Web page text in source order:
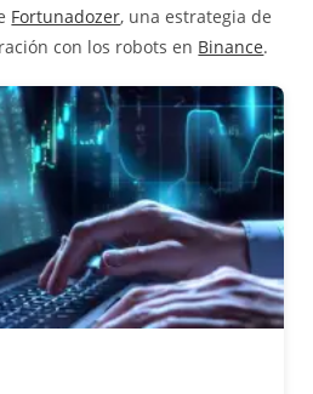
Fortunadozer, una estrategia de
con los robots en Binance.